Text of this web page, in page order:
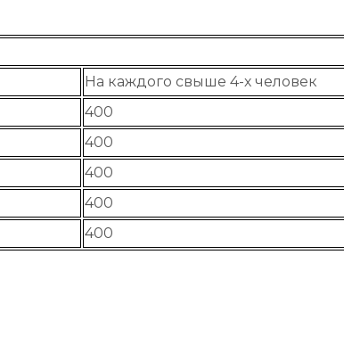
На каждого свыше 4-х человек
400
400
400
400
400